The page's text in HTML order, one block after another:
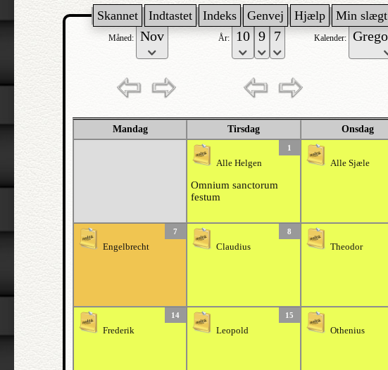
Skannet Indtastet Indeks Genvej Hjælp Min slægt
Måned: År: Kalender:
Mandag Tirsdag Onsdag
1
Alle Helgen
Omnium sanctorum
festum
Alle Sjæle
7
Engelbrecht
8
Claudius Theodor
14
Frederik
15
Leopold Othenius